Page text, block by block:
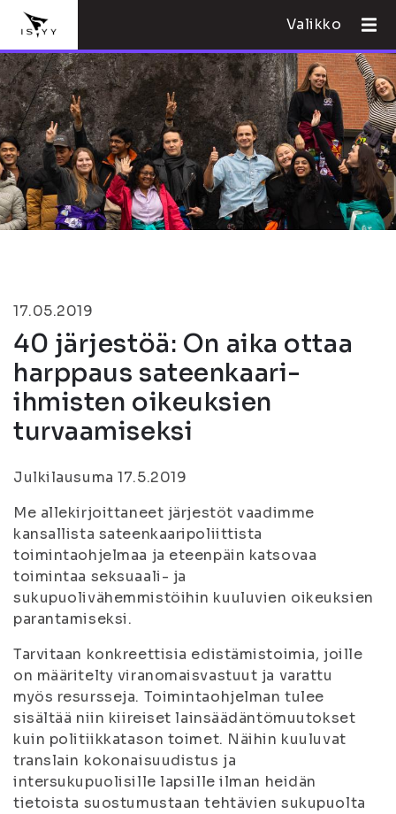
Valikko
17.05.2019
40 järjestöä: On aika ottaa
harppaus sateenkaari-
ihmisten oikeuksien
turvaamiseksi
Julkilausuma 17.5.2019
Me allekirjoittaneet järjestöt vaadimme
kansallista sateenkaaripoliittista
toimintaohjelmaa ja eteenpäin katsovaa
toimintaa seksuaali- ja
sukupuolivähemmistöihin kuuluvien oikeuksien
parantamiseksi.
Tarvitaan konkreettisia edistämistoimia, joille
on määritelty viranomaisvastuut ja varattu
myös resursseja. Toimintaohjelman tulee
sisältää niin kiireiset lainsäädäntömuutokset
kuin politiikkatason toimet. Näihin kuuluvat
translain kokonaisuudistus ja
intersukupuolisille lapsille ilman heidän
tietoista suostumustaan tehtävien sukupuolta